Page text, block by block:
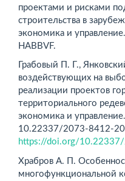
проектами и рисками
строительства в
экономика и
HABBVF.
Грабовый П. Г.,
воздействующих на
реализации проектов
территориального
экономика и
10.22337/2073-8412-
https://doi.org/
Храбров А. П.
многофункциональной